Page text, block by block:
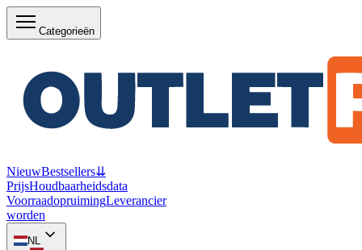
Categorieën
NieuwBestsellers⇊
PrijsHoudbaarheidsdata
VoorraadopruimingLeverancier
worden
NL